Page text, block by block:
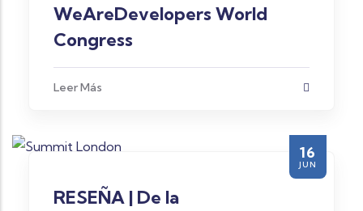
WeAreDevelopers World
Congress
Leer Más
16
JUN
RESEÑA | De la